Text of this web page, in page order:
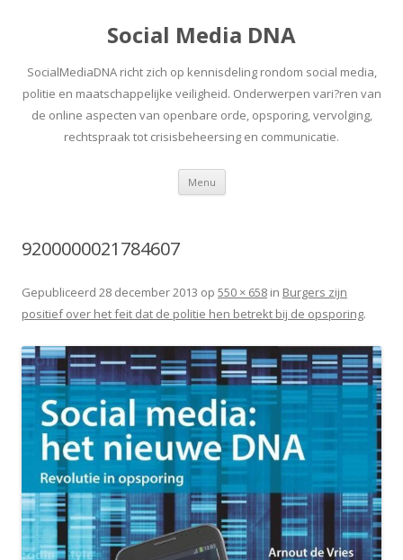
Social Media DNA
SocialMediaDNA richt zich op kennisdeling rondom social media,
politie en maatschappelijke veiligheid. Onderwerpen vari?ren van
de online aspecten van openbare orde, opsporing, vervolging,
rechtspraak tot crisisbeheersing en communicatie.
Menu Spring
inhoud
9200000021784607
Gepubliceerd 28 december 2013 op 550 × 658 in Burgers zijn
positief over het feit dat de politie hen betrekt bij de opsporing.